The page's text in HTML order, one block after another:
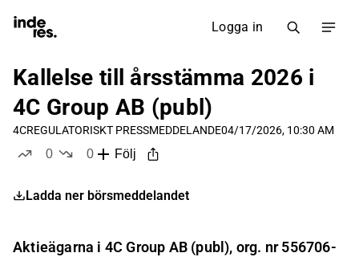
Logga in
Kallelse till årsstämma 2026 i
4C Group AB (publ)
4CREGULATORISKT PRESSMEDDELANDE04/17/2026, 10:30 AM
0
0
Följ
Ladda ner börsmeddelandet
Aktieägarna i 4C Group AB (publ), org. nr 556706-